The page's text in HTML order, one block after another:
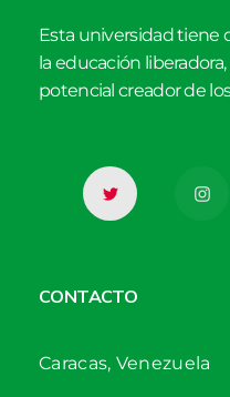
Esta universidad
la educación
potencial creador de
CONTACTO
Caracas, Venezuela